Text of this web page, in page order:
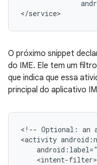
</service>
O próximo snippet
do IME. Ele tem um
que indica que essa
principal do aplicativo
<!-- Optional: an
<activity